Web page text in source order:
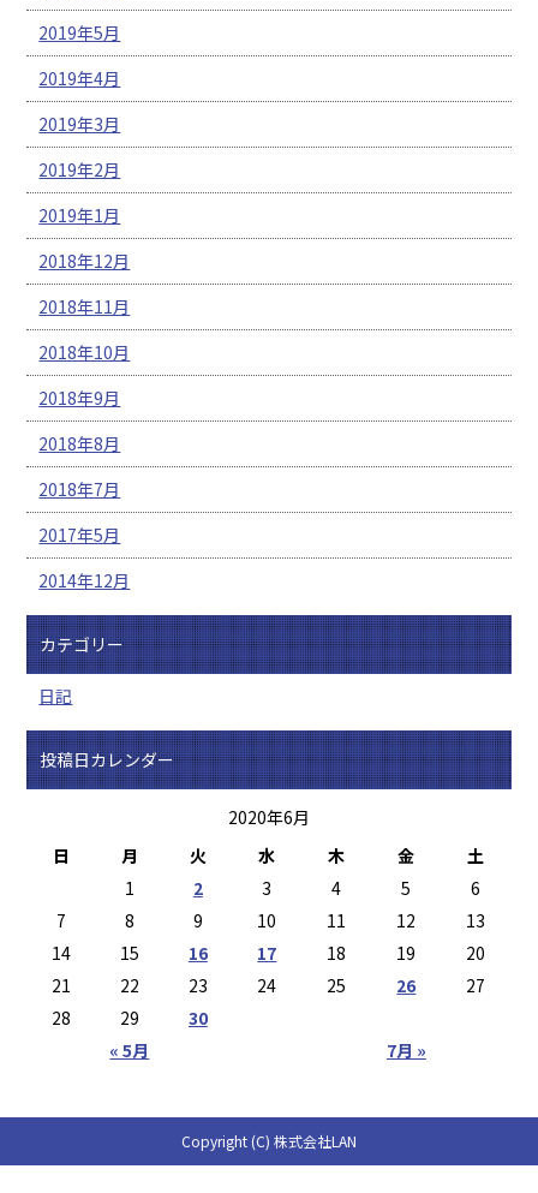
2019年5月
2019年4月
2019年3月
2019年2月
2019年1月
2018年12月
2018年11月
2018年10月
2018年9月
2018年8月
2018年7月
2017年5月
2014年12月
カテゴリー
日記
投稿日カレンダー
2020年6月
日
月 火 水 木 金 土
« 5月 7月 »
1 2 3 4 5
6
7
8 9 10 11 12
13
14
15 16 17 18 19
20
21
22 23 24 25 26
27
28
29 30
Copyright (C) 株式会社LAN